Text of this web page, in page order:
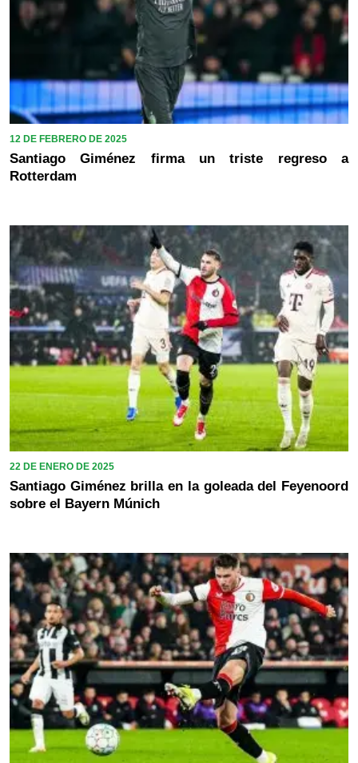
12 DE FEBRERO DE 2025
Santiago Giménez firma un triste regreso a
Rotterdam
22 DE ENERO DE 2025
Santiago Giménez brilla en la goleada del Feyenoord
sobre el Bayern Múnich